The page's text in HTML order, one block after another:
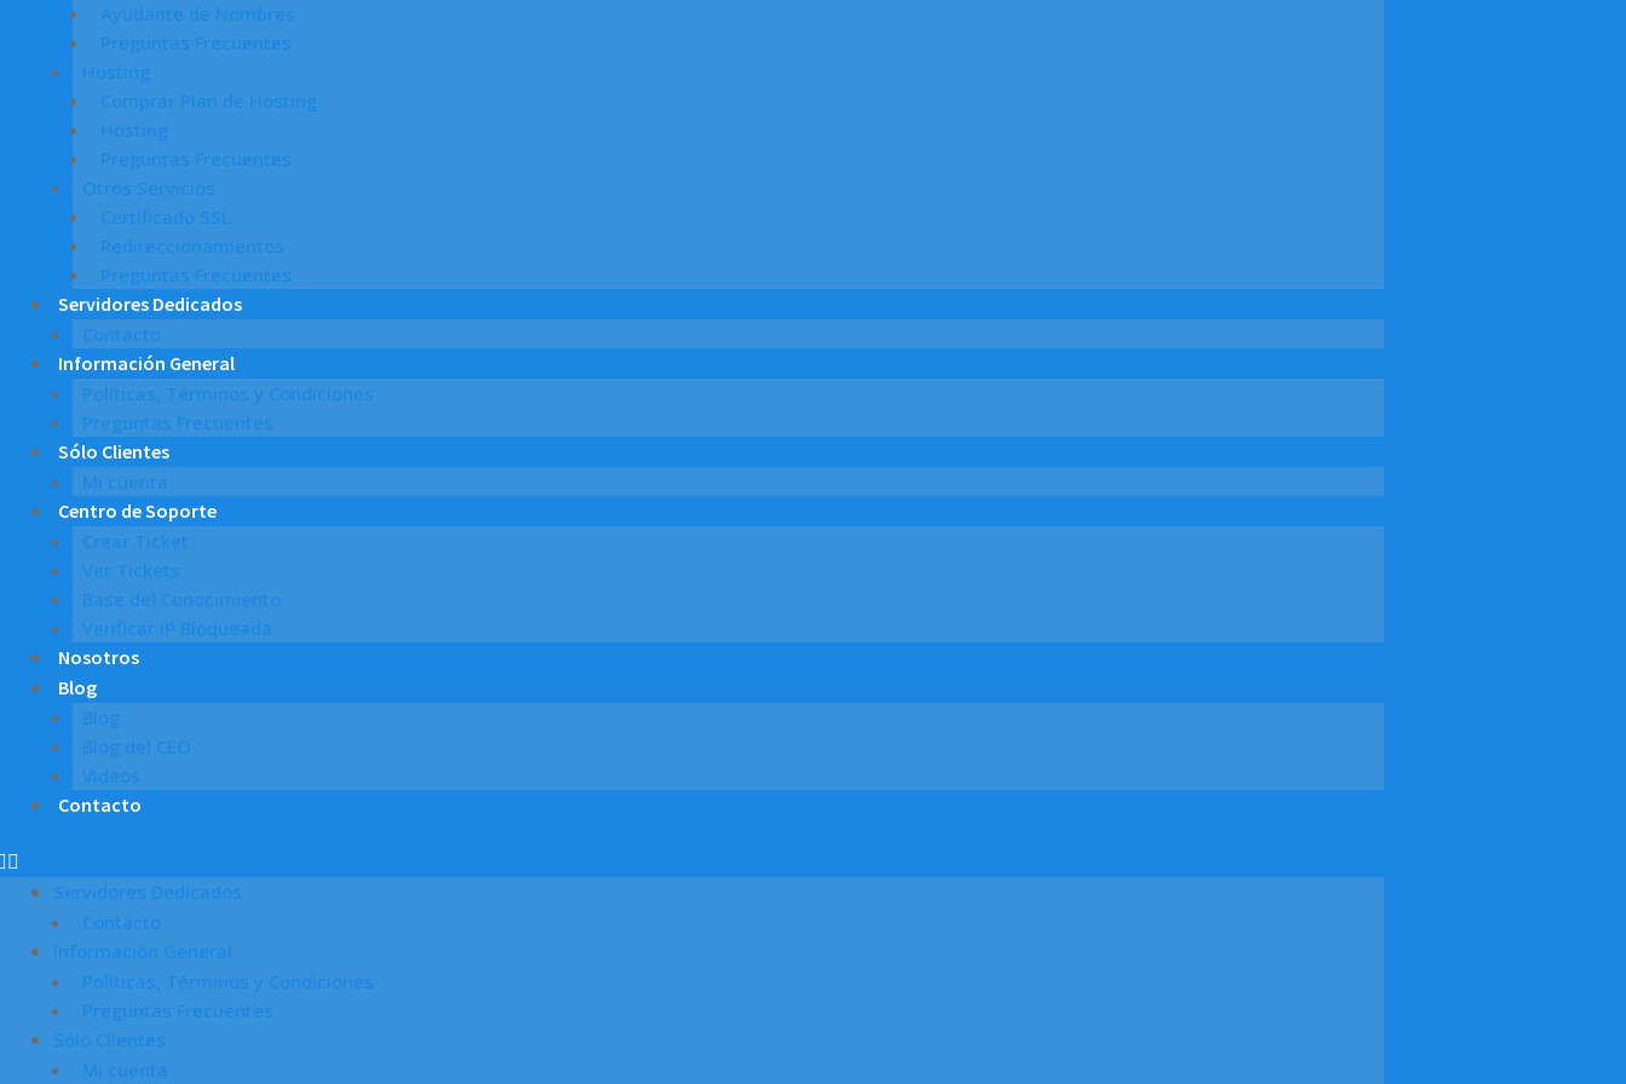
Ayudante de Nombres
Preguntas Frecuentes
Hosting
Comprar Plan de Hosting
Hosting
Preguntas Frecuentes
Otros Servicios
Certificado SSL
Redireccionamientos
Preguntas Frecuentes
Servidores Dedicados
Contacto
Información General
Políticas, Términos y Condiciones
Preguntas Frecuentes
Sólo Clientes
Mi cuenta
Centro de Soporte
Crear Ticket
Ver Tickets
Base del Conocimiento
Verificar IP Bloqueada
Nosotros
Blog
Blog
Blog del CEO
Videos
Contacto
Servidores Dedicados
Contacto
Información General
Políticas, Términos y Condiciones
Preguntas Frecuentes
Sólo Clientes
Mi cuenta